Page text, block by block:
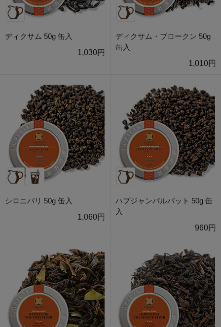
ディクサム 50g 缶入
1,030円
ディクサム・ブロークン 50g
缶入
1,010円
シロニバリ 50g 缶入
1,060円
ハプジャンパルバット 50g 缶
入
960円